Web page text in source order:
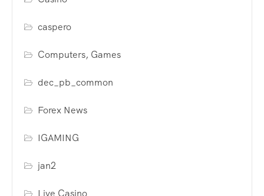
caspero
Computers, Games
dec_pb_common
Forex News
IGAMING
jan2
Live Casino